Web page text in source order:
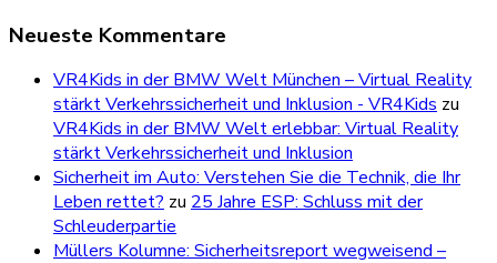
Neueste Kommentare
VR4Kids in der BMW Welt München – Virtual Reality
stärkt Verkehrssicherheit und Inklusion - VR4Kids zu
VR4Kids in der BMW Welt erlebbar: Virtual Reality
stärkt Verkehrssicherheit und Inklusion
Sicherheit im Auto: Verstehen Sie die Technik, die Ihr
Leben rettet? zu 25 Jahre ESP: Schluss mit der
Schleuderpartie
Müllers Kolumne: Sicherheitsreport wegweisend –